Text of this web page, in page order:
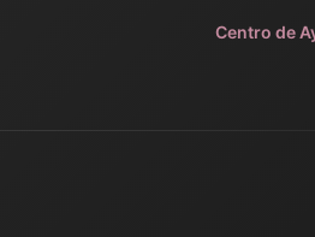
Centro de